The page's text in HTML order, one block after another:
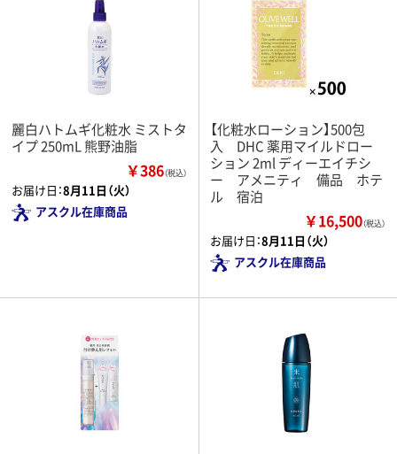
麗白ハトムギ化粧水 ミストタ
イプ 250mL 熊野油脂
￥386（税込）
お届け日：8月11日（火）
アスクル在庫商品
【化粧水ローション】500包
入 DHC 薬用マイルドロー
ション 2ml ディーエイチシ
ー アメニティ 備品 ホテ
ル 宿泊
￥16,500（税込）
お届け日：8月11日（火）
アスクル在庫商品